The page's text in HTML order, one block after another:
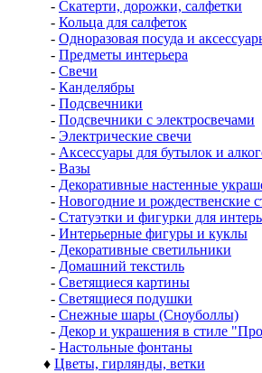
- Скатерти, дорожки, салфетки
- Кольца для салфеток
- Одноразовая посуда и
- Предметы интерьера
- Свечи
- Канделябры
- Подсвечники
- Подсвечники с электросвечами
- Электрические свечи
- Аксессуары для бутылок и
- Вазы
- Декоративные настенные
- Новогодние и рождественские
- Статуэтки и фигурки для
- Интерьерные фигуры и куклы
- Декоративные светильники
- Домашний текстиль
- Светящиеся картины
- Светящиеся подушки
- Снежные шары (Сноуболлы)
- Декор и украшения в стиле
- Настольные фонтаны
♦ Цветы, гирлянды, ветки